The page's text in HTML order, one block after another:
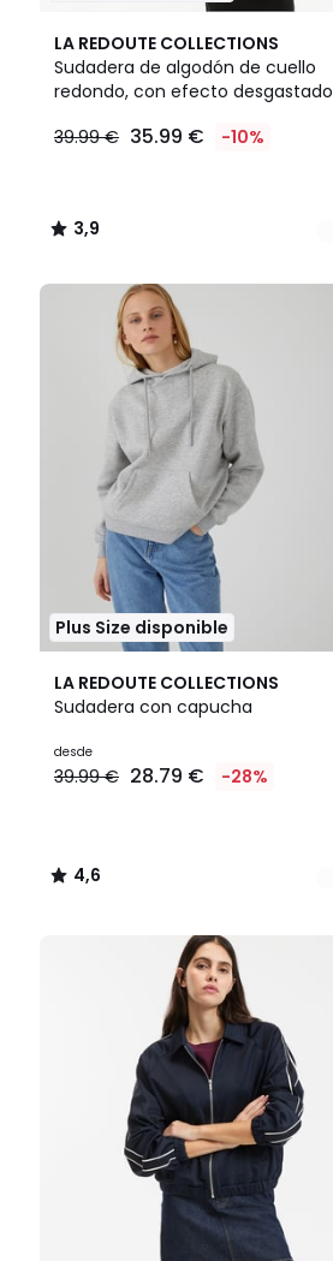
LA REDOUTE COLLECTIONS
Sudadera de algodón de cuello
redondo, con efecto desgastado
€
39.99
10%
descuento
aplicado.
39.99 € 35.99 € -10%
3,9
/ 5
3
Colores
3,9
/
Plus Size disponible
LA REDOUTE COLLECTIONS
Sudadera con capucha
desde
39.99 € 28.79 € -28%
4,6
/ 5
2
Colores
4,6
/